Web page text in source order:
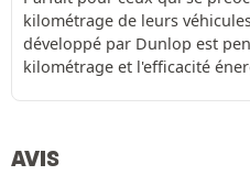
kilométrage de leurs
développé par Dunlop est
kilométrage et l'efficacité
AVIS